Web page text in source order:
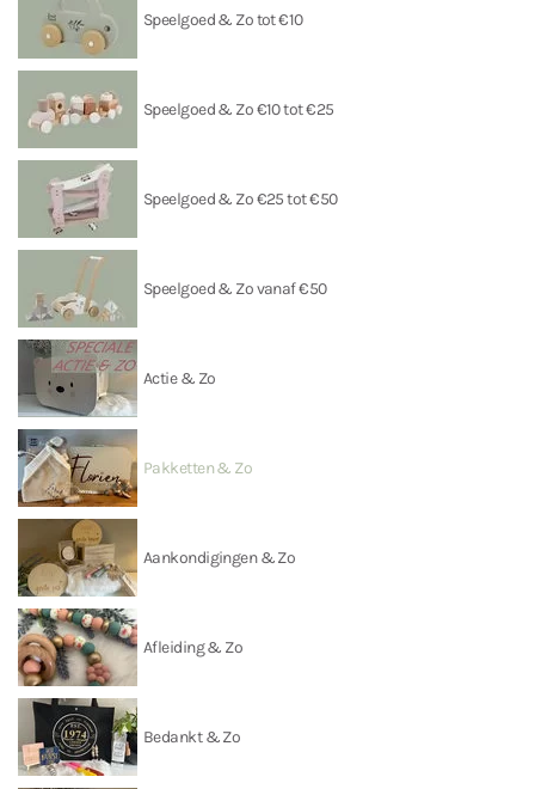
Speelgoed & Zo tot €10
Speelgoed & Zo €10 tot €25
Speelgoed & Zo €25 tot €50
Speelgoed & Zo vanaf €50
Actie & Zo
Pakketten & Zo
Aankondigingen & Zo
Afleiding & Zo
Bedankt & Zo